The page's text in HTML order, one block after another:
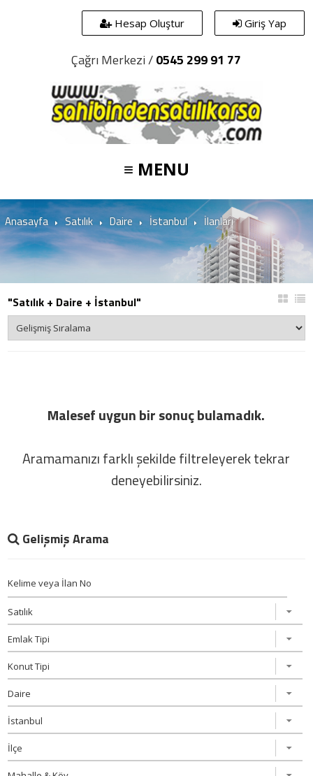
Giriş Yap
Hesap Oluştur
Çağrı Merkezi /0545 299 91 77
≡ MENU
Anasayfa Satılık Daire İstanbul İlanları
"Satılık + Daire + İstanbul"
Malesef uygun bir sonuç bulamadık.
Aramamanızı farklı şekilde filtreleyerek tekrar
deneyebilirsiniz.
Gelişmiş Arama